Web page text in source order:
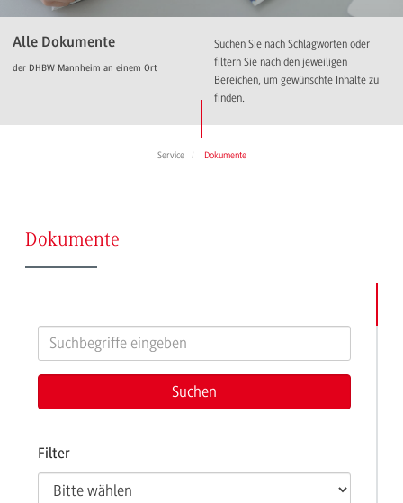
Alle Dokumente
der DHBW Mannheim an einem Ort
Suchen Sie nach Schlagworten oder
filtern Sie nach den jeweiligen
Bereichen, um gewünschte Inhalte zu
finden.
Service Dokumente
Dokumente
Filter